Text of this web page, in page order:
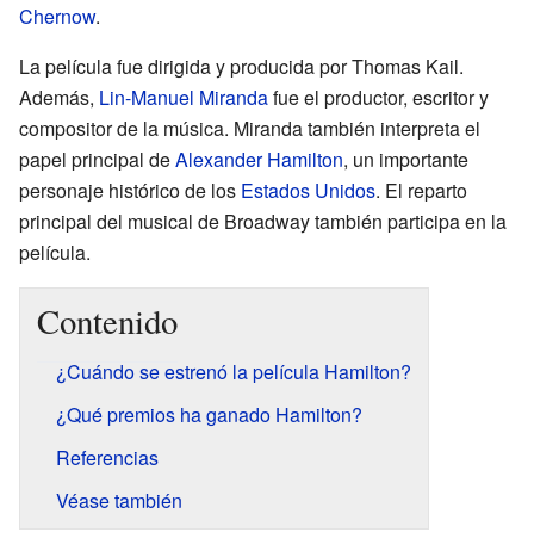
Chernow.
La película fue dirigida y producida por Thomas Kail.
Además, Lin-Manuel Mirandafue el productor, escritor y
compositor de la música. Miranda también interpreta el
papel principal deAlexander Hamilton, un importante
personaje histórico de los Estados Unidos. El reparto
principal del musical de Broadway también participa en la
película.
Contenido
¿Cuándo se estrenó la película Hamilton?
¿Qué premios ha ganado Hamilton?
Referencias
Véase también